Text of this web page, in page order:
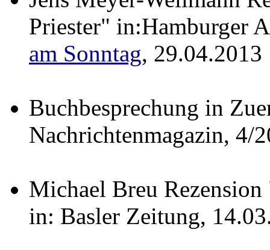
Priester" in:Hamburger
am Sonntag, 29.04.2013
Buchbesprechung in
Nachrichtenmagazin, 4/
Michael Breu Rezension
in: Basler Zeitung,